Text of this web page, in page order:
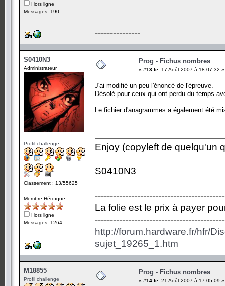
Hors ligne
Messages: 190
---------------
S0410N3
Administrateur
Profil challenge
Classement : 13/55625
Membre Héroïque
Hors ligne
Messages: 1264
Prog - Fichus nombres
« #13 le: 17 Août 2007 à 18:07:32 »
J'ai modifié un peu l'énoncé de l'épreuve.
Désolé pour ceux qui ont perdu du temps
Le fichier d'anagrammes a également été
Enjoy (copyleft de quelqu'un
S0410N3
La folie est le prix à payer
http://forum.hardware.fr/hfr/
sujet_19265_1.htm
M18855
Profil challenge
Prog - Fichus nombres
« #14 le: 21 Août 2007 à 17:05:09 »